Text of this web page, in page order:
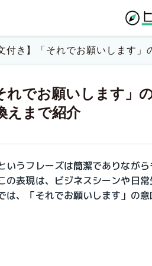
付き】「それでお願いします
れでお願いします」
えまで紹介
いうフレーズは簡潔でありなが
の表現は、ビジネスシーンや日
は、「それでお願いします」の